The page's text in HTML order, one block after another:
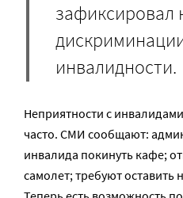
зафиксировал
инвалидности.
Неприятности с
часто. СМИ сообщают:
инвалида покинуть кафе;
самолет; требуют оставить